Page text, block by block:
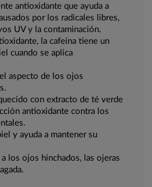
antioxidante que ayuda a
por los radicales libres,
UV y la contaminación.
la cafeína tiene un
cuando se aplica
aspecto de los ojos
con extracto de té verde
antioxidante contra los
y ayuda a mantener su
los ojos hinchados, las ojeras